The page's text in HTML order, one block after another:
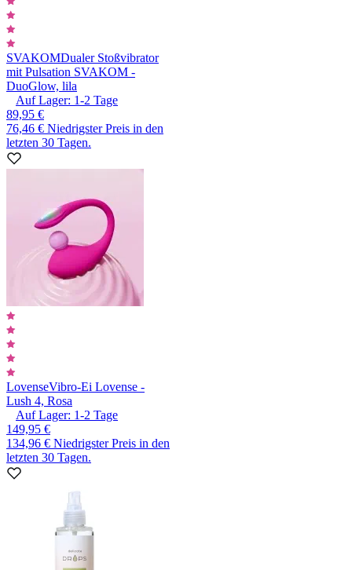
SVAKOMDualer Stoßvibrator
mit Pulsation SVAKOM -
DuoGlow, lila
Auf Lager: 1-2 Tage
89,95 €
76,46 € Niedrigster Preis in den
letzten 30 Tagen.
LovenseVibro-Ei Lovense -
Lush 4, Rosa
Auf Lager: 1-2 Tage
149,95 €
134,96 € Niedrigster Preis in den
letzten 30 Tagen.